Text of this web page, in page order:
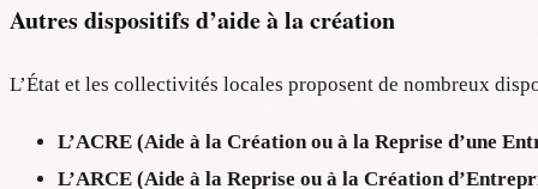
Autres dispositifs d’aide à la création
L’État et les collectivités locales proposent de nombreux
L’ACRE (Aide à la Création ou à la Reprise d’une
L’ARCE (Aide à la Reprise ou à la Création